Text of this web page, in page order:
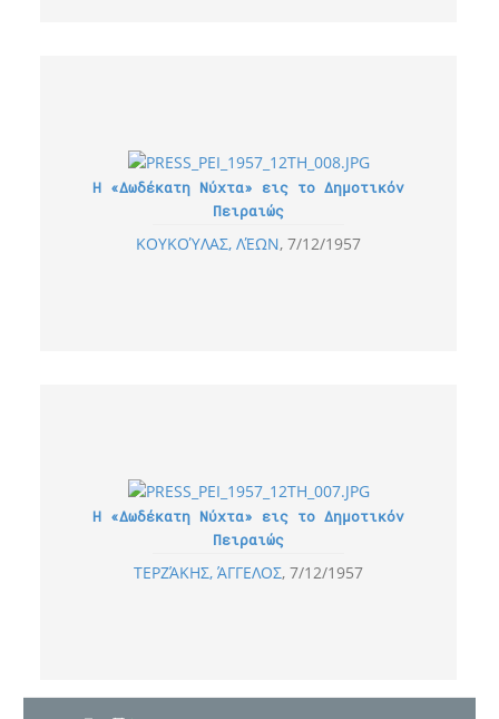
Η «Δωδέκατη Νύχτα» εις το Δημοτικόν
Πειραιώς
ΚΟΥΚΟΎΛΑΣ, ΛΈΩΝ 7/12/1957
Η «Δωδέκατη Νύχτα» εις το Δημοτικόν
Πειραιώς
ΤΕΡΖΆΚΗΣ, ΆΓΓΕΛΟΣ 7/12/1957